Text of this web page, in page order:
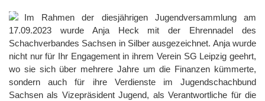
Im Rahmen der diesjährigen Jugendversammlung am
17.09.2023 wurde Anja Heck mit der Ehrennadel des
Schachverbandes Sachsen in Silber ausgezeichnet. Anja wurde
nicht nur für Ihr Engagement in ihrem Verein SG Leipzig geehrt,
wo sie sich über mehrere Jahre um die Finanzen kümmerte,
sondern auch für ihre Verdienste im Jugendschachbund
Sachsen als Vizepräsident Jugend, als Verantwortliche für die